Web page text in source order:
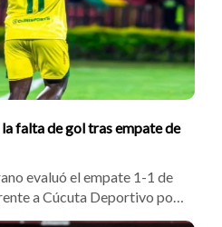
falta de gol tras empate de
evaluó el empate 1-1 de
a Cúcuta Deportivo por
Pese al gol de Emerson